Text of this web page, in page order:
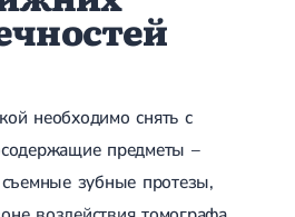
заболевания
взрослых
необходимо снять с
предметы –
зубные протезы,